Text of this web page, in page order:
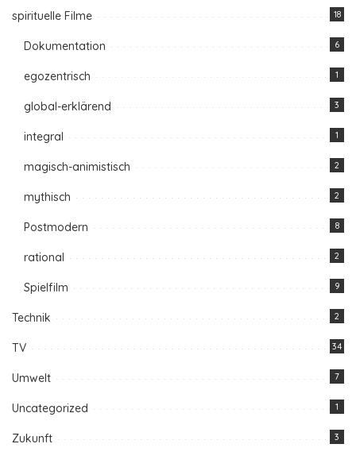
spirituelle Filme 18
Dokumentation 6
egozentrisch 1
global-erklärend 3
integral 1
magisch-animistisch 2
mythisch 2
Postmodern 8
rational 2
Spielfilm 9
Technik 2
TV 34
Umwelt 7
Uncategorized 1
Zukunft 3